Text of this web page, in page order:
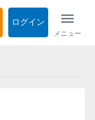
ログイン menu
メニュー